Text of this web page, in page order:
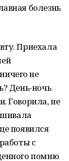
болезнь
Приехала
не
День-ночь
Говорила, не
появился
с
помню